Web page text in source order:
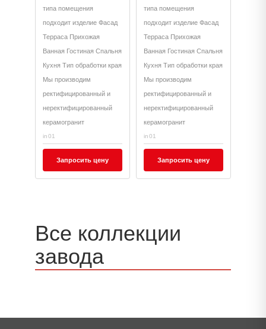
типа помещения
подходит изделие Фасад
Терраса Прихожая
Ванная Гостиная Спальня
Кухня Тип обработки края
Мы производим
ректифицированный и
неректифицированный
керамогранит
in01
Запросить цену
типа помещения
подходит изделие Фасад
Терраса Прихожая
Ванная Гостиная Спальня
Кухня Тип обработки края
Мы производим
ректифицированный и
неректифицированный
керамогранит
in01
Запросить цену
Все коллекции
завода